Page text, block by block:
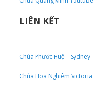
LIÊN KẾT
Chùa Phước Huệ – Sydney
Chùa Hoa Nghiêm Victoria